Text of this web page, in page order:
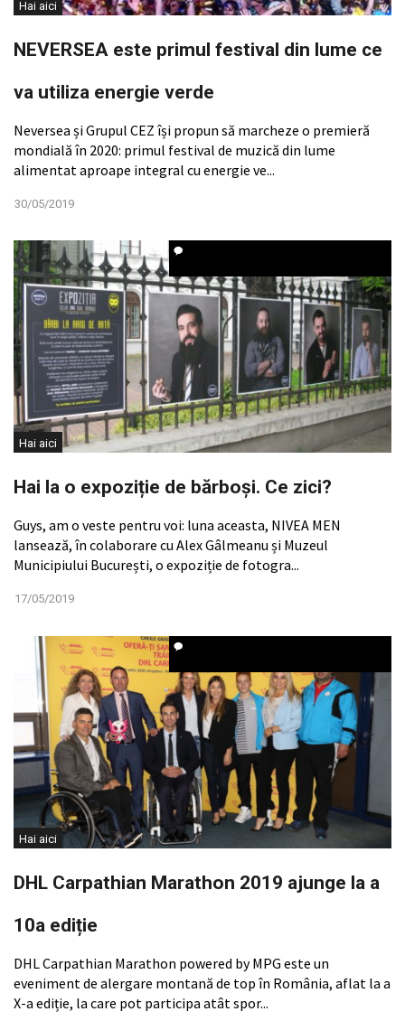
Hai aici
NEVERSEA este primul festival din lume ce
va utiliza energie verde
Neversea și Grupul CEZ își propun să marcheze o premieră
mondială în 2020: primul festival de muzică din lume
alimentat aproape integral cu energie ve...
30/05/2019
Hai aici
Hai la o expoziție de bărboși. Ce zici?
Guys, am o veste pentru voi: luna aceasta, NIVEA MEN
lansează, în colaborare cu Alex Gâlmeanu și Muzeul
Municipiului București, o expoziție de fotogra...
17/05/2019
Hai aici
DHL Carpathian Marathon 2019 ajunge la a
10a ediție
DHL Carpathian Marathon powered by MPG este un
eveniment de alergare montană de top în România, aflat la a
X-a ediție, la care pot participa atât spor...